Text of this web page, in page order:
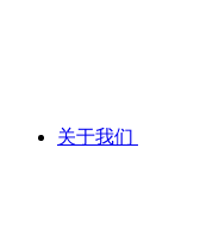
关于我们